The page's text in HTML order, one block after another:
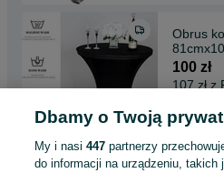
Obrus
100 zł
107 zł z
Udanin
28 lipca
Dbamy o Twoją
My i nasi447 partnerzy
do informacji na urządzeniu,